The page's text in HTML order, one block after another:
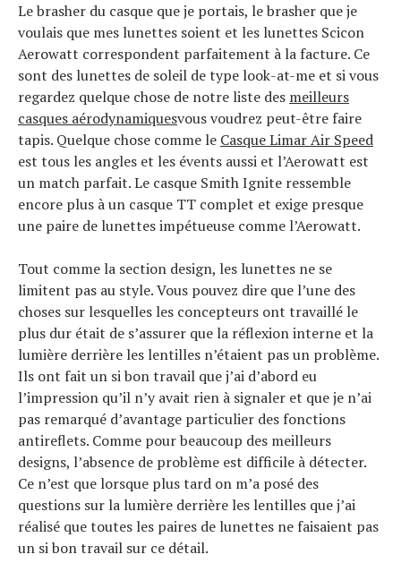
Le brasher du casque que je portais, le brasher que je
voulais que mes lunettes soient et les lunettes Scicon
Aerowatt correspondent parfaitement à la facture. Ce
sont des lunettes de soleil de type look-at-me et si vous
regardez quelque chose de notre liste des meilleurs
casques aérodynamiquesvous voudrez peut-être faire
tapis. Quelque chose comme le Casque Limar Air Speed
est tous les angles et les évents aussi et l’Aerowatt est
un match parfait. Le casque Smith Ignite ressemble
encore plus à un casque TT complet et exige presque
une paire de lunettes impétueuse comme l’Aerowatt.
Tout comme la section design, les lunettes ne se
limitent pas au style. Vous pouvez dire que l’une des
choses sur lesquelles les concepteurs ont travaillé le
plus dur était de s’assurer que la réflexion interne et la
lumière derrière les lentilles n’étaient pas un problème.
Ils ont fait un si bon travail que j’ai d’abord eu
l’impression qu’il n’y avait rien à signaler et que je n’ai
pas remarqué d’avantage particulier des fonctions
antireflets. Comme pour beaucoup des meilleurs
designs, l’absence de problème est difficile à détecter.
Ce n’est que lorsque plus tard on m’a posé des
questions sur la lumière derrière les lentilles que j’ai
réalisé que toutes les paires de lunettes ne faisaient pas
un si bon travail sur ce détail.